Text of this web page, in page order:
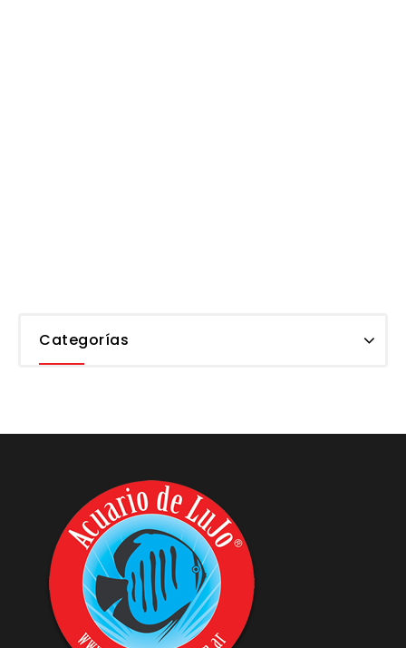
Categorías